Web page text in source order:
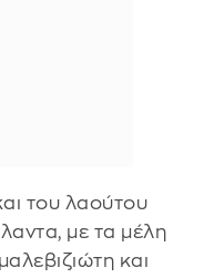
του λαούτου
με τα μέλη
και